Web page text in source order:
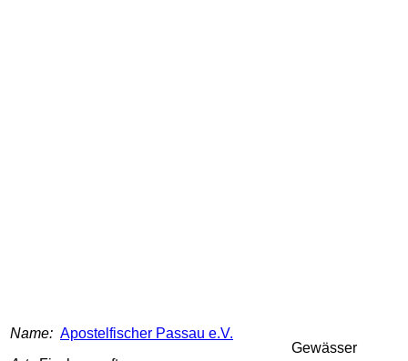
Name: Apostelfischer Passau e.V.
Gewässer